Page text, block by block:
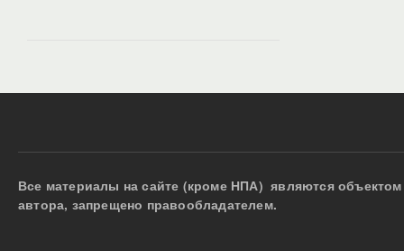
Все материалы на сайте (кроме НПА) являются
автора, запрещено правообладателем.